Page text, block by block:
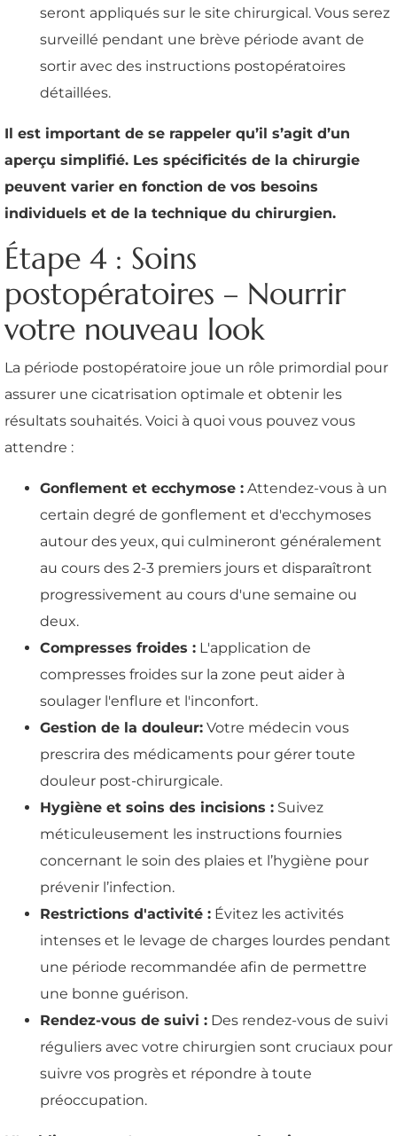
seront appliqués sur le site chirurgical. Vous serez
surveillé pendant une brève période avant de
sortir avec des instructions postopératoires
détaillées.
Il est important de se rappeler qu’il s’agit d’un
aperçu simplifié. Les spécificités de la chirurgie
peuvent varier en fonction de vos besoins
individuels et de la technique du chirurgien.
Étape 4 : Soins
postopératoires – Nourrir
votre nouveau look
La période postopératoire joue un rôle primordial pour
assurer une cicatrisation optimale et obtenir les
résultats souhaités. Voici à quoi vous pouvez vous
attendre :
Gonflement et ecchymose : Attendez-vous à un
certain degré de gonflement et d'ecchymoses
autour des yeux, qui culmineront généralement
au cours des 2-3 premiers jours et disparaîtront
progressivement au cours d'une semaine ou
deux.
Compresses froides : L'application de
compresses froides sur la zone peut aider à
soulager l'enflure et l'inconfort.
Gestion de la douleur: Votre médecin vous
prescrira des médicaments pour gérer toute
douleur post-chirurgicale.
Hygiène et soins des incisions : Suivez
méticuleusement les instructions fournies
concernant le soin des plaies et l’hygiène pour
prévenir l’infection.
Restrictions d'activité : Évitez les activités
intenses et le levage de charges lourdes pendant
une période recommandée afin de permettre
une bonne guérison.
Rendez-vous de suivi : Des rendez-vous de suivi
réguliers avec votre chirurgien sont cruciaux pour
suivre vos progrès et répondre à toute
préoccupation.